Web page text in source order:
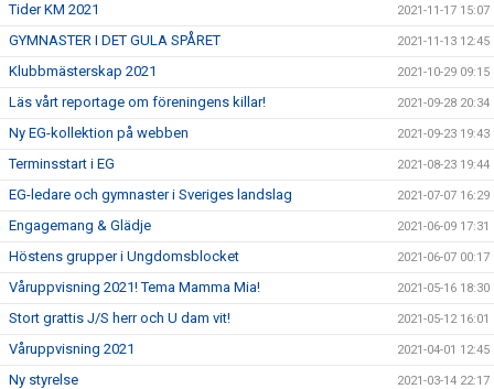
Tider KM 2021 2021-11-17 15:07
GYMNASTER I DET GULA SPÅRET 2021-11-13 12:45
Klubbmästerskap 2021 2021-10-29 09:15
Läs vårt reportage om föreningens killar! 2021-09-28 20:34
Ny EG-kollektion på webben 2021-09-23 19:43
Terminsstart i EG 2021-08-23 19:44
EG-ledare och gymnaster i Sveriges landslag 2021-07-07 16:29
Engagemang & Glädje 2021-06-09 17:31
Höstens grupper i Ungdomsblocket 2021-06-07 00:17
Våruppvisning 2021! Tema Mamma Mia! 2021-05-16 18:30
Stort grattis J/S herr och U dam vit! 2021-05-12 16:01
Våruppvisning 2021 2021-04-01 12:45
Ny styrelse 2021-03-14 22:17